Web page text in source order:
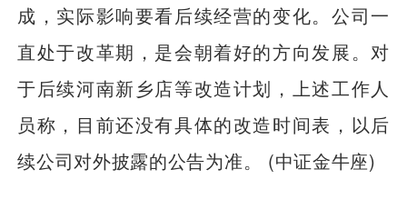
成，实际影响要看后续经营的变化。公司一
直处于改革期，是会朝着好的方向发展。对
于后续河南新乡店等改造计划，上述工作人
员称，目前还没有具体的改造时间表，以后
续公司对外披露的公告为准。 (中证金牛座)